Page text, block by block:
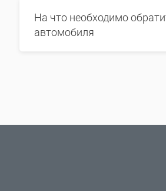
На что необходимо
автомобиля